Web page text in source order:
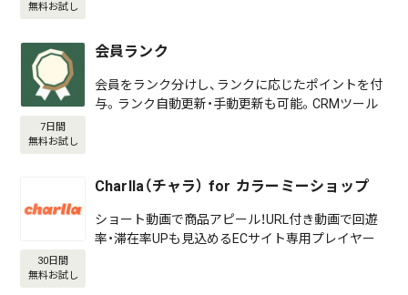
無料お試し
7日間
無料お試し
会員ランク
会員をランク分けし、ランクに応じたポイントを付
与。ランク自動更新・手動更新も可能。CRMツール
30日間
無料お試し
Charlla（チャラ） for カラーミーショップ
ショート動画で商品アピール！URL付き動画で回遊
率・滞在率UPも見込めるECサイト専用プレイヤー